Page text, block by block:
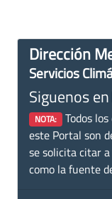
Dirección
Servicios
Siguenos en
NOTA: Todos
este Portal son
se solicita citar
como la fuente